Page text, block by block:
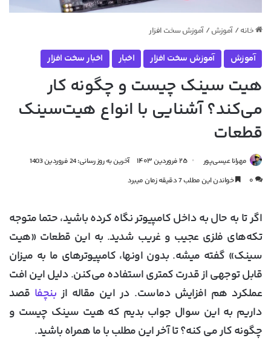
خانه / آموزش / آموزش سخت‌ افزار
آموزش آموزش سخت‌ افزار اخبار اخبار سخت افزار
هیت سینک چیست و چگونه کار
می‌کند؟ آشنایی با انواع هیت‌سینک
قطعات
مهرانا عیسی‌پور ۲۵ فروردین ۱۴۰۳
آخرین به روز رسانی: 24 فروردین 1403
۰
خواندن این مطلب 7 دقیقه زمان میبرد
اگر تا به حال به داخل کامپیوتر نگاه کرده باشید، حتما متوجه
تکه‌های فلزی عجیب و غریب شدید. به این قطعات «هیت
سینک» گفته میشه. بدون اونها، کامپیوترهای ما به میزان
قابل توجهی از قدرت کمتری استفاده می‌کنن. دلیل این افت
عملکرد هم افزایش دماست. در این مقاله از بنچفا قصد
داریم به این سوال جواب بدیم که هیت سینک چیست و
چگونه کار می کنه؟ تا آخر این مطلب با ما همراه باشید.